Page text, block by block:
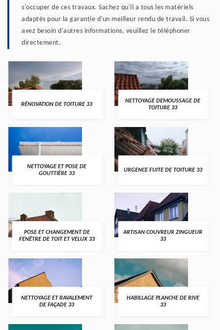
s'occuper de ces travaux. Sachez qu'il a tous les matériels
adaptés pour la garantie d'un meilleur rendu de travail. Si vous
avez besoin d'autres informations, veuillez le téléphoner
directement.
RÉNOVATION DE TOITURE 33
NETTOYAGE DEMOUSSAGE DE
TOITURE 33
NETTOYAGE ET POSE DE
GOUTTIÈRE 33
URGENCE FUITE DE TOITURE 33
POSE ET CHANGEMENT DE
FENÊTRE DE TOIT ET VELUX 33
ARTISAN COUVREUR ZINGUEUR
33
NETTOYAGE ET RAVALEMENT
DE FAÇADE 33
HABILLAGE PLANCHE DE RIVE
33